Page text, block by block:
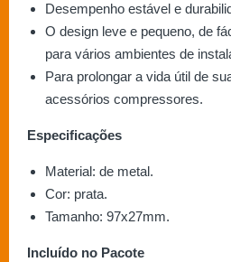
Desempenho estável e
O design leve e pequeno, de
para vários ambientes de
Para prolongar a vida útil de
acessórios compressores.
Especificações
Material: de metal.
Cor: prata.
Tamanho: 97x27mm.
Incluído no Pacote